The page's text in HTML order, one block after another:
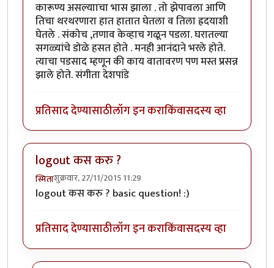
कारूण्य असल्यााचा भास झाला . तो झेपावला आणि
तिचा थरथरणारा हात हातात घेतला व तिला ह्रदयाशी
घेतले . संकोच ,तणाव केव्हाच गळून पडला. घरातल्या
सगळ्यांचे डोळे हसत होते . मनही आनंदाने भरले होते.
त्याचा पडसाद म्हणून की काय वातावरण पण मस्त प्रसन्न
झाले होते. संगीता देशपांडे
प्रतिसाद देण्यासाठीलॉग इन कराकिंवासदस्य व्हा
logout कस करु ?
स्मिताशुक्रवार, 27/11/2015 11:29
logout कस करु ? basic question! :)
प्रतिसाद देण्यासाठीलॉग इन कराकिंवासदस्य व्हा